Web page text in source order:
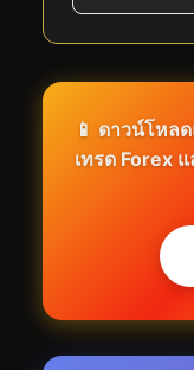
📱 ดาวน์โห
เทรด Forex